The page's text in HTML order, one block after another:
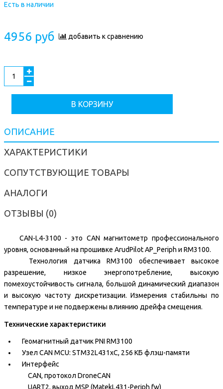
Есть в наличии
4956 руб добавить к сравнению
В КОРЗИНУ
ОПИСАНИЕ
ХАРАКТЕРИСТИКИ
СОПУТСТВУЮЩИЕ ТОВАРЫ
АНАЛОГИ
ОТЗЫВЫ (0)
CAN-L4-3100 - это CAN магнитометр профессионального
уровня, основанный на прошивке ArudPilot AP_Periph и RM3100.
Технология датчика RM3100 обеспечивает высокое
разрешение, низкое энергопотребление, высокую
помехоустойчивость сигнала, большой динамический диапазон
и высокую частоту дискретизации. Измерения стабильны по
температуре и не подвержены влиянию дрейфа смещения.
Технические характеристики
Геомагнитный датчик PNI RM3100
Узел CAN MCU: STM32L431xC, 256 КБ флэш-памяти
Интерфейс
CAN, протокол DroneCAN
UART2, выход MSP (MatekL431-Periph fw)